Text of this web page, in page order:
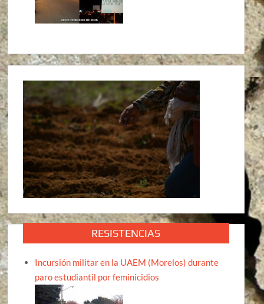
RESISTENCIAS
Incursión militar en la UAEM (Morelos) durante
paro estudiantil por feminicidios